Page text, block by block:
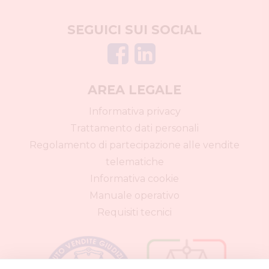
SEGUICI SUI SOCIAL
AREA LEGALE
Informativa privacy
Trattamento dati personali
Regolamento di partecipazione alle vendite
telematiche
Informativa cookie
Manuale operativo
Requisiti tecnici